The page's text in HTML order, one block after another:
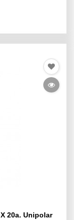
20a. Unipolar